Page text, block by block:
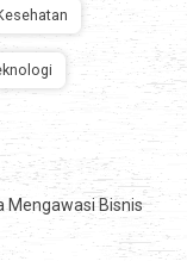
Mengawasi Bisnis